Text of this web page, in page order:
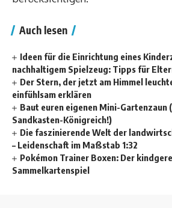
Auch lesen
Ideen für die Einrichtung eines
nachhaltigem Spielzeug: Tipps für
Der Stern, der jetzt am Himmel
einfühlsam erklären
Baut euren eigenen Mini-
Sandkasten-Königreich!)
Die faszinierende Welt der
– Leidenschaft im Maßstab 1:32
Pokémon Trainer Boxen: Der
Sammelkartenspiel